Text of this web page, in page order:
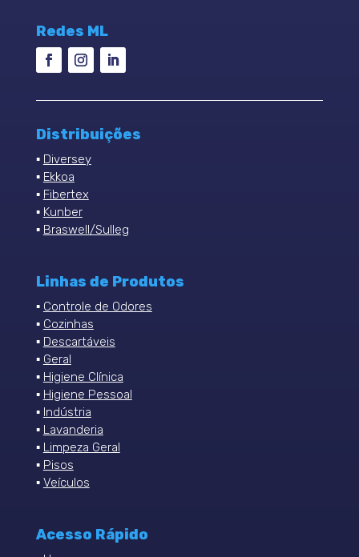
Redes ML
Distribuições
▪ Diversey
▪ Ekkoa
▪ Fibertex
▪ Kunber
▪ Braswell/Sulleg
Linhas de Produtos
▪ Controle de Odores
▪ Cozinhas
▪ Descartáveis
▪ Geral
▪ Higiene Clínica
▪ Higiene Pessoal
▪ Indústria
▪ Lavanderia
▪ Limpeza Geral
▪ Pisos
▪ Veículos
Acesso Rápido